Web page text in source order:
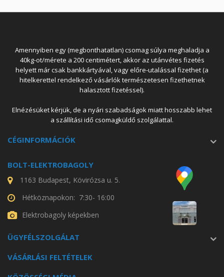
Amennyiben egy (megbonthatatlan) csomag súlya meghaladja a
40kg-ot/mérete a 200 centimétert, akkor az utánvétes fizetés
helyett már csak bankkártyával, vagy előre-utalással fizethet (a
hitelkerettel rendelkező vásárlók természetesen fizethetnek
halasztott fizetéssel).
Elnézésüket kérjük, de a nyári szabadságok miatt hosszabb lehet
a szállítási idő csomagküldő szolgálattal.
CÉGINFORMÁCIÓK
BOLT-ELEKTROBAGOLY
1163 Budapest, Kövirózsa u. 5.
Hétköznapokon: 7:30- 16:00
Elektrobagoly képekben
ÜGYFÉLSZOLGÁLAT
VÁSÁRLÁSI FELTÉTELEK